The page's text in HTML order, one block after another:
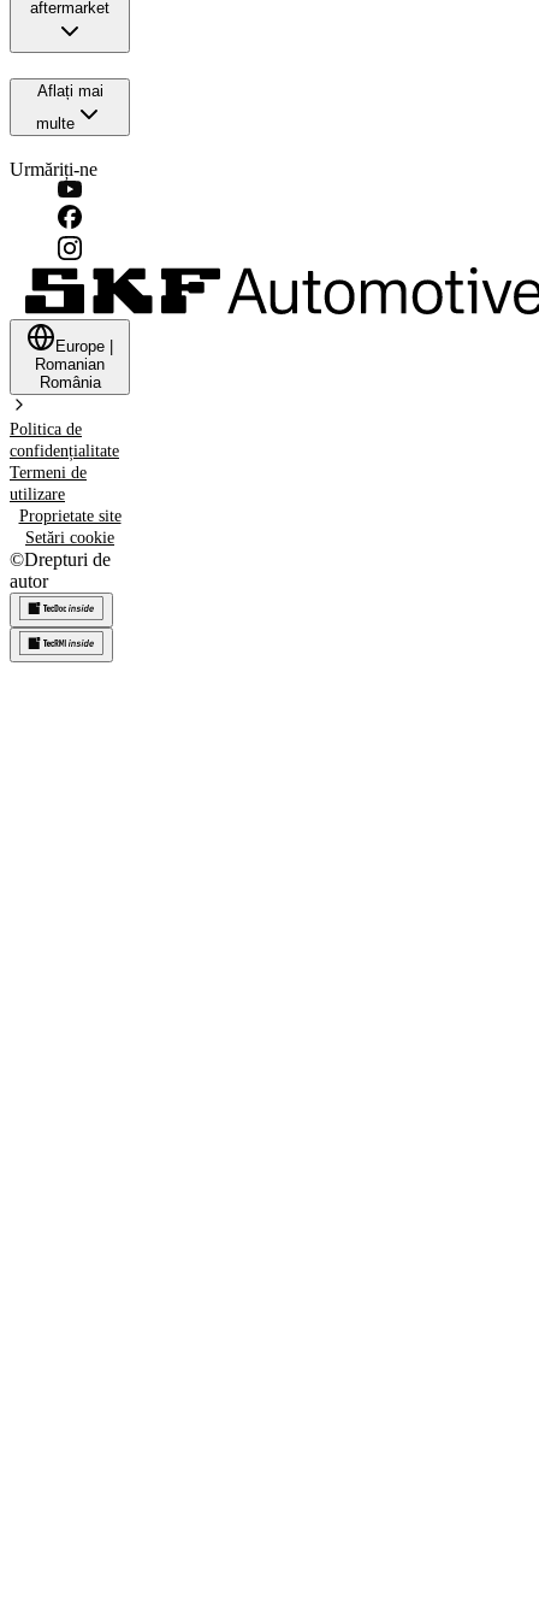
aftermarket
Aflați mai
multe
Urmăriți-ne
Europe
Romanian
România
Politica de
confidențialitate
Termeni de
utilizare
Proprietate site
Setări cookie
©Drepturi de
autor